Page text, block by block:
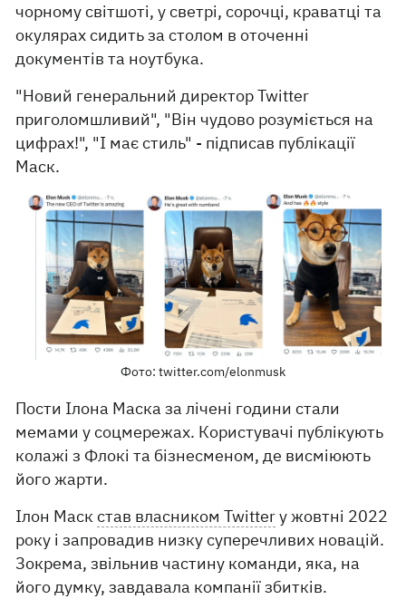
чорному світшоті, у светрі, сорочці, краватці та
окулярах сидить за столом в оточенні
документів та ноутбука.
"Новий генеральний директор Twitter
приголомшливий", "Він чудово розуміється на
цифрах!", "І має стиль" - підписав публікації
Маск.
Фото: twitter.com/elonmusk
Пости Ілона Маска за лічені години стали
мемами у соцмережах. Користувачі публікують
колажі з Флокі та бізнесменом, де висміюють
його жарти.
Ілон Маскстав власником Twitterу жовтні 2022
року і запровадив низку суперечливих новацій.
Зокрема, звільнив частину команди, яка, на
його думку, завдавала компанії збитків.